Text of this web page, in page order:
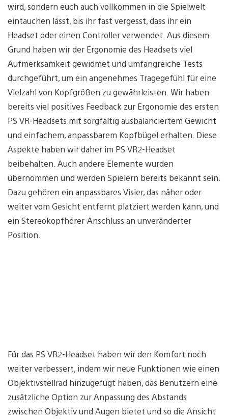
wird, sondern euch auch vollkommen in die Spielwelt
eintauchen lässt, bis ihr fast vergesst, dass ihr ein
Headset oder einen Controller verwendet. Aus diesem
Grund haben wir der Ergonomie des Headsets viel
Aufmerksamkeit gewidmet und umfangreiche Tests
durchgeführt, um ein angenehmes Tragegefühl für eine
Vielzahl von Kopfgrößen zu gewährleisten. Wir haben
bereits viel positives Feedback zur Ergonomie des ersten
PS VR-Headsets mit sorgfältig ausbalanciertem Gewicht
und einfachem, anpassbarem Kopfbügel erhalten. Diese
Aspekte haben wir daher im PS VR2-Headset
beibehalten. Auch andere Elemente wurden
übernommen und werden Spielern bereits bekannt sein.
Dazu gehören ein anpassbares Visier, das näher oder
weiter vom Gesicht entfernt platziert werden kann, und
ein Stereokopfhörer-Anschluss an unveränderter
Position.
Für das PS VR2-Headset haben wir den Komfort noch
weiter verbessert, indem wir neue Funktionen wie einen
Objektivstellrad hinzugefügt haben, das Benutzern eine
zusätzliche Option zur Anpassung des Abstands
zwischen Objektiv und Augen bietet und so die Ansicht